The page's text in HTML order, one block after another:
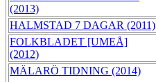
(2013)
HALMSTAD 7 DAGAR (2011)
FOLKBLADET [UMEÅ]
(2012)
MÄLARÖ TIDNING (2014)